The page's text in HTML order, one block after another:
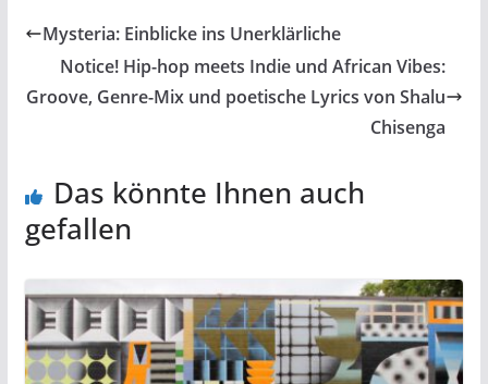
Mysteria: Einblicke ins Unerklärliche
Notice! Hip-hop meets Indie und African Vibes:
Groove, Genre-Mix und poetische Lyrics von Shalu
Chisenga
Das könnte Ihnen auch
gefallen